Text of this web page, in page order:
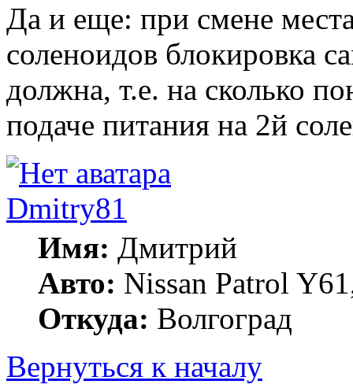
Да и еще: при смене
соленоидов блокировка
должна, т.е. на сколько
подаче питания на 2й
Dmitry81
Имя: Дмитрий
Авто: Nissan Patrol
Откуда: Волгоград
Вернуться к началу